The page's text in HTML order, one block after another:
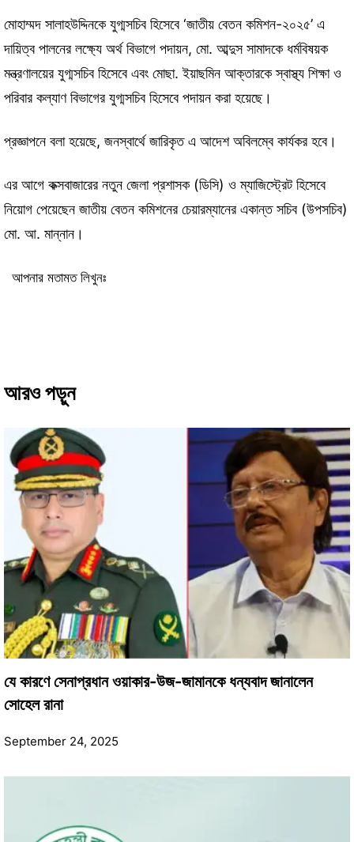
মোহাম্মদ সালাহউদ্দিনকে যুগ্মসচিব হিসেবে ‘জাতীয় বেতন কমিশন-২০২৫’ এ
দায়িত্ব পালনের লক্ষ্যে অর্থ বিভাগে পদায়ন, মো. আব্দুস সামাদকে ধর্মবিষয়ক
মন্ত্রণালয়ের যুগ্মসচিব হিসেবে এবং মোছা. ইয়াছমিন আক্তারকে স্বাস্থ্য শিক্ষা ও
পরিবার কল্যাণ বিভাগের যুগ্মসচিব হিসেবে পদায়ন করা হয়েছে।
প্রজ্ঞাপনে বলা হয়েছে, জনস্বার্থে জারিকৃত এ আদেশ অবিলম্বে কার্যকর হবে।
এর আগে কক্সবাজারের নতুন জেলা প্রশাসক (ডিসি) ও ম্যাজিস্ট্রেট হিসেবে
নিয়োগ পেয়েছেন জাতীয় বেতন কমিশনের চেয়ারম্যানের একান্ত সচিব (উপসচিব)
মো. আ. মান্নান।
আপনার মতামত লিখুনঃ
আরও পড়ুন
যে কারণে সেনাপ্রধান ওয়াকার-উজ-জামানকে ধন্যবাদ জানালেন
সোহেল রানা
September 24, 2025